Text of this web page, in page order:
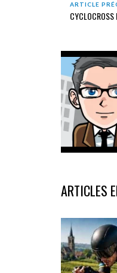
ARTICLE
CYCLOCROSS
ARTICLES